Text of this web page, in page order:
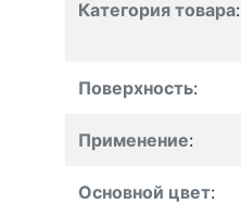
Категория товара:
Поверхность:
Применение:
Основной цвет: